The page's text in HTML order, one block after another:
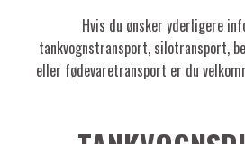
Hvis du ønsker yderligere
tankvognstransport, silotransport,
eller fødevaretransport er du